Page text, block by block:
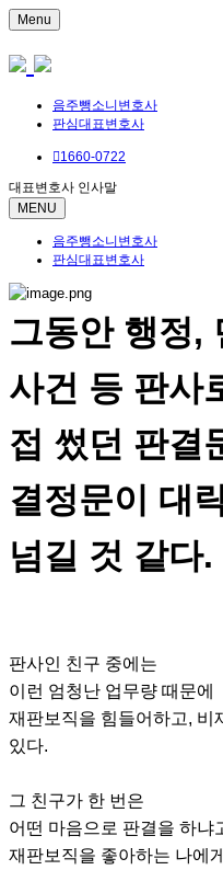
Menu
음주뺑소니변호사
판심대표변호사
1660-0722
대표변호사 인사말
MENU
음주뺑소니변호사
판심대표변호사
그동안 행정,
사건 등 판사
접 썼던 판결
결정문이 대
넘길 것 같다.
판사인 친구 중에는
이런 엄청난 업무량 때문에
재판보직을 힘들어하고, 비
있다.​
그 친구가 한 번은
어떤 마음으로 판결을 하냐
재판보직을 좋아하는 나에